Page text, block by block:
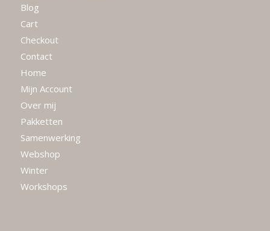
Blog
Cart
Checkout
Contact
Home
Mijn Account
Over mij
Pakketten
Samenwerking
Webshop
Winter
Workshops